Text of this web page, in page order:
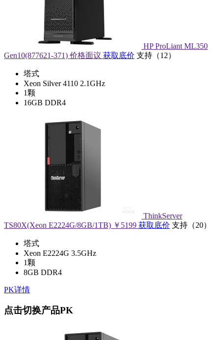
HP ProLiant ML350
Gen10(877621-371) 价格面议 获取底价 支持 （12）
塔式
Xeon Silver 4110 2.1GHz
1颗
16GB DDR4
ThinkServer
TS80X(Xeon E2224G/8GB/1TB) ￥5199 获取底价 支持 （20）
塔式
Xeon E2224G 3.5GHz
1颗
8GB DDR4
PK详情
点击切换产品PK